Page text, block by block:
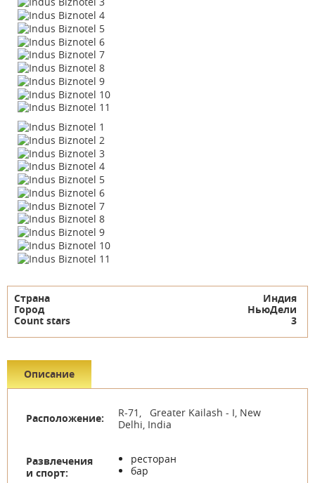
Корпоративное обслуживание
Новости
Контакты
Страна
Индия
Город
НьюДели
Count stars
3
Описание
Расположение:
R-71, Greater Kailash - I, New
Delhi, India
Развлечения
и спорт:
ресторан
бар